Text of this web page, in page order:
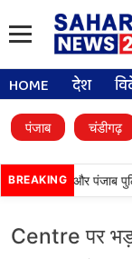
HOME देश
पंजाब चंडीगढ़
BREAKINGBSF और पंजाब
Centre पर